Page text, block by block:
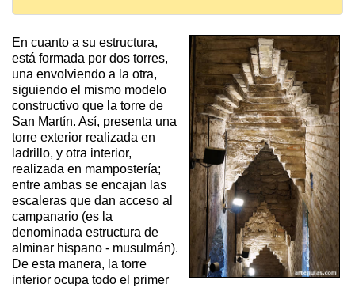
En cuanto a su estructura,
está formada por dos torres,
una envolviendo a la otra,
siguiendo el mismo modelo
constructivo que la torre de
San Martín. Así, presenta una
torre exterior realizada en
ladrillo, y otra interior,
realizada en mampostería;
entre ambas se encajan las
escaleras que dan acceso al
campanario (es la
denominada estructura de
alminar hispano - musulmán).
De esta manera, la torre
interior ocupa todo el primer